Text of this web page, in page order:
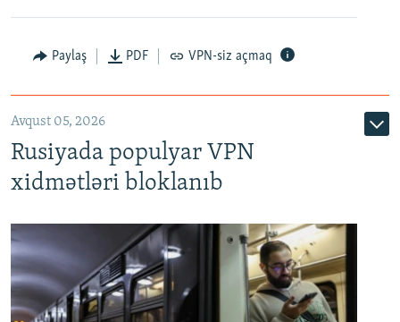
Paylaş PDF VPN-siz açmaq
Avqust 05, 2026
Rusiyada populyar VPN
xidmətləri bloklanıb